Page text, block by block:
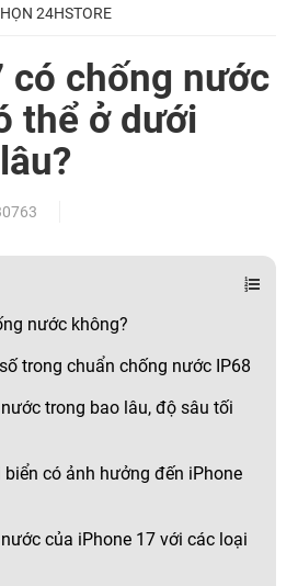
24HSTORE
có chống nước
thể ở dưới
nước không?
trong chuẩn chống nước IP68
trong bao lâu, độ sâu tối
có ảnh hưởng đến iPhone
của iPhone 17 với các loại